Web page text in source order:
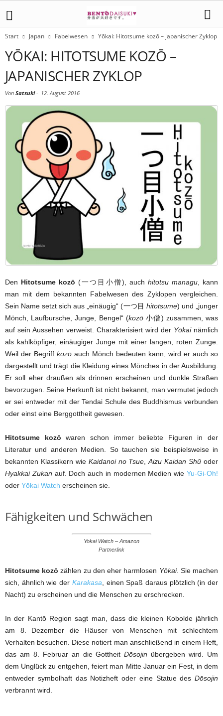
Start Japan Fabelwesen Yōkai: Hitotsume kozō – japanischer Zyklop
YŌKAI: HITOTSUME KOZŌ –
JAPANISCHER ZYKLOP
Von Satsuki- 12. August 2016
Den Hitotsume kozō (一つ目小僧), auch hitotsu managu, kann
man mit dem bekannten Fabelwesen des Zyklopen vergleichen.
Sein Name setzt sich aus „einäugig“ (一つ目 hitotsume) und „junger
Mönch, Laufbursche, Junge, Bengel“ (kozō小僧) zusammen, was
auf sein Aussehen verweist. Charakterisiert wird der Yōkainämlich
als kahlköpfiger, einäugiger Junge mit einer langen, roten Zunge.
Weil der Begriff kozō auch Mönch bedeuten kann, wird er auch so
dargestellt und trägt die Kleidung eines Mönches in der Ausbildung.
Er soll eher draußen als drinnen erscheinen und dunkle Straßen
bevorzugen. Seine Herkunft ist nicht bekannt, man vermutet jedoch
er sei entweder mit der Tendai Schule des Buddhismus verbunden
oder einst eine Berggottheit gewesen.
Hitotsume kozō waren schon immer beliebte Figuren in der
Literatur und anderen Medien. So tauchen sie beispielsweise in
bekannten Klassikern wie Kaidanoi no Tsue ,Aizu Kaidan Shū oder
Hyakkai Zukan auf. Doch auch in modernen Medien wieYu-Gi-Oh!
oder Yōkai Watch erscheinen sie.
Fähigkeiten und Schwächen
Yokai Watch – Amazon
Partnerlink
Hitotsume kozō zählen zu den eher harmlosen Yōkai. Sie machen
sich, ähnlich wie der Karakasa , einen Spaß daraus plötzlich (in der
Nacht) zu erscheinen und die Menschen zu erschrecken.
In der Kantō Region sagt man, dass die kleinen Kobolde jährlich
am 8. Dezember die Häuser von Menschen mit schlechtem
Verhalten besuchen. Diese notiert man anschließend in einem Heft,
das am 8. Februar an die GottheitDōsojin übergeben wird. Um
dem Unglück zu entgehen, feiert man Mitte Januar ein Fest, in dem
entweder symbolhaft das Notizheft oder eine Statue des Dōsojin
verbrannt wird.